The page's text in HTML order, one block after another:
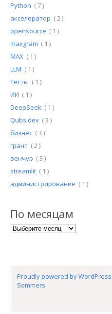
Python ( 7 )
акселератор ( 2 )
opensource ( 1 )
maxgram ( 1 )
MAX ( 1 )
LLM ( 1 )
Тесты ( 1 )
ИИ ( 1 )
DeepSeek ( 1 )
Qubs.dev ( 3 )
бизнес ( 3 )
грант ( 2 )
венчур ( 3 )
streamlit ( 1 )
администрирование ( 1 )
По месяцам
По месяцам
Proudly powered by WordPress.
Sommers.